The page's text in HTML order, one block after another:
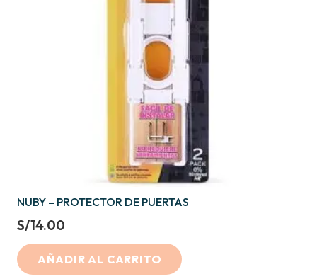
NUBY – PROTECTOR DE PUERTAS
S/14.00
AÑADIR AL CARRITO